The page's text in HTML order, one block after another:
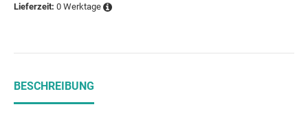
Lieferzeit: 0 Werktage
BESCHREIBUNG